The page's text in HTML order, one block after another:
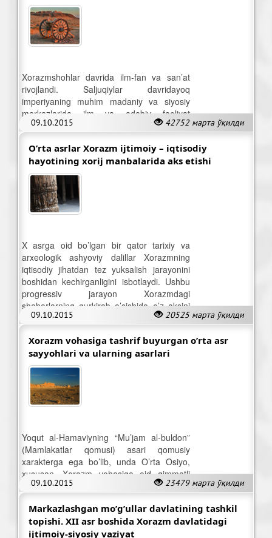
09.10.2015 42752 марта ўқилди
Xorazmshohlar davrida ilm-fan va san’at
rivojlandi. Saljuqiylar davridayoq
imperiyaning muhim madaniy va siyosiy
markazlarida ilm va adabiy faoliyat
jonlangan edi.
O’rta asrlar Xorazm ijtimoiy – iqtisodiy
hayotining xorij manbalarida aks etishi
09.10.2015 20525 марта ўқилди
X asrga oid bo’lgan bir qator tarixiy va
arxeologik ashyoviy dalillar Xorazmning
iqtisodiy jihatdan tez yuksalish jarayonini
boshidan kechirganligini isbotlaydi. Ushbu
progressiv jarayon Xorazmdagi
shaharlarning gurkirab o’sishida o’z aksini
topdi.
Xorazm vohasiga tashrif buyurgan o’rta asr
sayyohlari va ularning asarlari
09.10.2015 23479 марта ўқилди
Yoqut al-Hamaviyning “Mu’jam al-buldon”
(Mamlakatlar qomusi) asari qomusiy
xarakterga ega bo’lib, unda O’rta Osiyo,
xususan, Xorazm vohasiga oid qimmatli
ma’lumotlar mavjud.
Markazlashgan mo’g’ullar davlatining tashkil
topishi. XII asr boshida Xorazm davlatidagi
ijtimoiy-siyosiy vaziyat